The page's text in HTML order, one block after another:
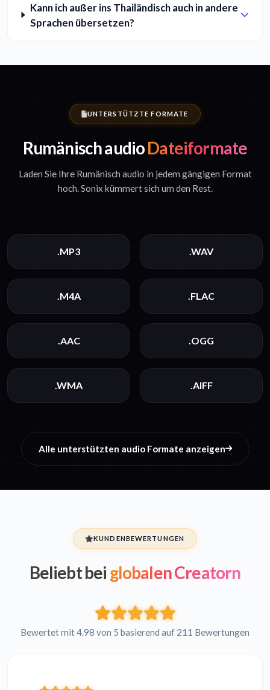
Kann ich außer ins Thailändisch auch in andere
Sprachen übersetzen?
UNTERSTÜTZTE FORMATE
Rumänisch audioDateiformate
Laden Sie Ihre Rumänisch audio in jedem gängigen Format
hoch. Sonix kümmert sich um den Rest.
.MP3 .WAV
.M4A .FLAC
.AAC .OGG
.WMA .AIFF
Alle unterstützten audio Formate anzeigen
KUNDENBEWERTUNGEN
Beliebt bei globalen Creatorn
Bewertet mit 4.98 von 5 basierend auf 211 Bewertungen